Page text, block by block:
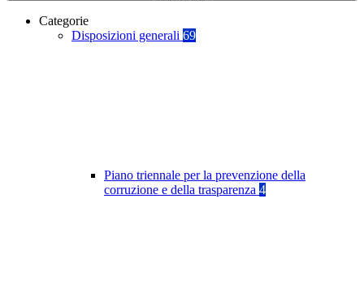
Categorie
Disposizioni generali 69
Piano triennale per la prevenzione della
corruzione e della trasparenza 4